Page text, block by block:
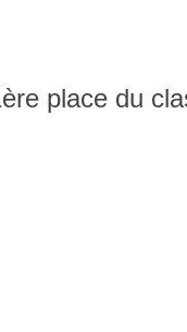
place du